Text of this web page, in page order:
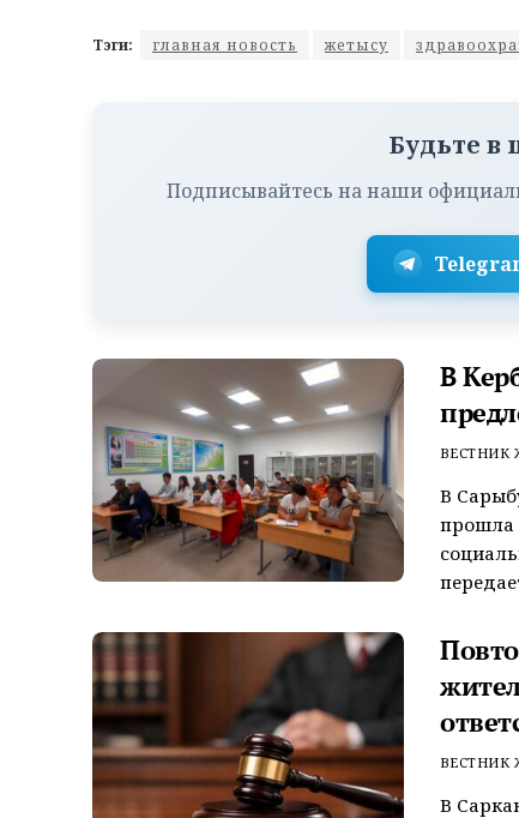
Тэги: главная новость жетысу
Будьте в
Подписывайтесь на наши
В
ВЕСТНИК
В
прошла
ВЕСТНИК
В